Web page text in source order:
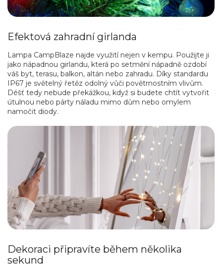
Efektová zahradní girlanda
Lampa CampBlaze najde využití nejen v kempu. Použijte ji
jako nápadnou girlandu, která po setmění nápadně ozdobí
váš byt, terasu, balkon, altán nebo zahradu. Díky standardu
IP67 je světelný řetěz odolný vůči povětrnostním vlivům.
Déšť tedy nebude překážkou, když si budete chtít vytvořit
útulnou nebo párty náladu mimo dům nebo omylem
namočit diody.
Dekoraci připravíte během několika
sekund